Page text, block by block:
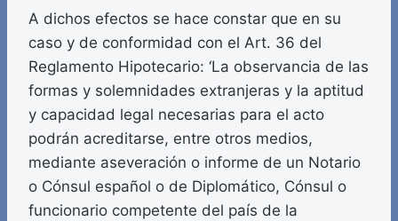
A dichos efectos se hace constar que en su
caso y de conformidad con el Art. 36 del
Reglamento Hipotecario: ‘La observancia de las
formas y solemnidades extranjeras y la aptitud
y capacidad legal necesarias para el acto
podrán acreditarse, entre otros medios,
mediante aseveración o informe de un Notario
o Cónsul español o de Diplomático, Cónsul o
funcionario competente del país de la